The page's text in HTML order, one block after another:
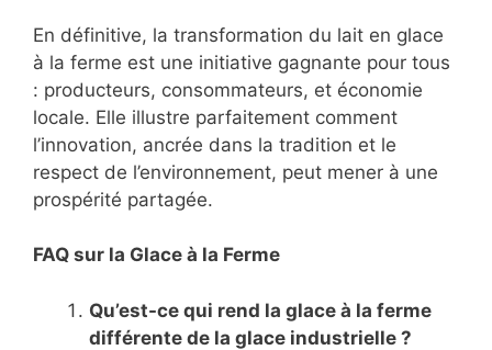
En définitive, la transformation du lait en glace
à la ferme est une initiative gagnante pour tous
: producteurs, consommateurs, et économie
locale. Elle illustre parfaitement comment
l’innovation, ancrée dans la tradition et le
respect de l’environnement, peut mener à une
prospérité partagée.
FAQ sur la Glace à la Ferme
Qu’est-ce qui rend la glace à la ferme
différente de la glace industrielle ?